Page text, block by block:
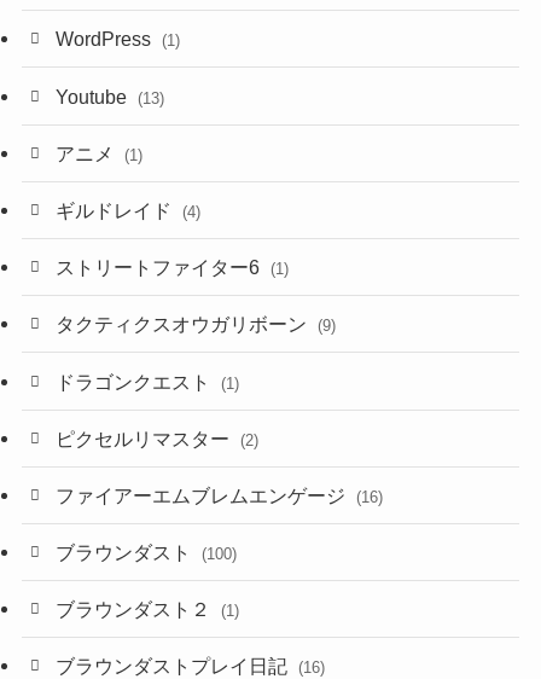
WordPress (1)
Youtube (13)
アニメ (1)
ギルドレイド (4)
ストリートファイター6 (1)
タクティクスオウガリボーン (9)
ドラゴンクエスト (1)
ピクセルリマスター (2)
ファイアーエムブレムエンゲージ (16)
ブラウンダスト (100)
ブラウンダスト２ (1)
ブラウンダストプレイ日記 (16)